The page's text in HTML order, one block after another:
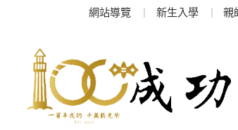
網站導覽 新生入學 親